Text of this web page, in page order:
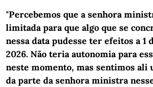
"Percebemos que a senhora
limitada para que algo que se
nessa data pudesse ter efeitos a 1
2026. Não teria autonomia para
neste momento, mas sentimos ali
da parte da senhora ministra